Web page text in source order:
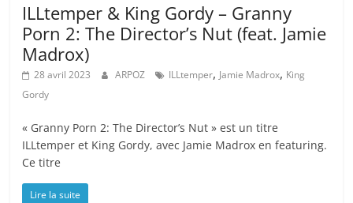
ILLtemper & King Gordy – Granny
Porn 2: The Director’s Nut (feat. Jamie
Madrox)
28 avril 2023 ARPOZ ILLtemper, Jamie Madrox, King
Gordy
« Granny Porn 2: The Director’s Nut » est un titre
ILLtemper et King Gordy, avec Jamie Madrox en featuring.
Ce titre
Lire la suite